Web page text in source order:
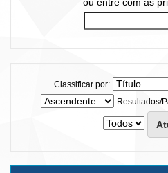
Classificar por:
Resultados/